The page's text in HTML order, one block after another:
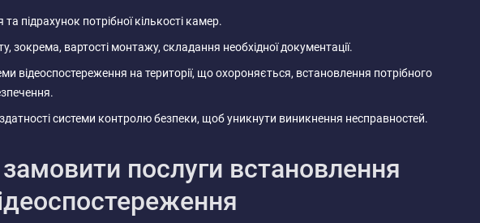
підрахунок потрібної кількості камер.
зокрема, вартості монтажу, складання необхідної документації.
відеоспостереження на території, що охороняється, встановлення потрібного
системи контролю безпеки, щоб уникнути виникнення несправностей.
послуги встановлення